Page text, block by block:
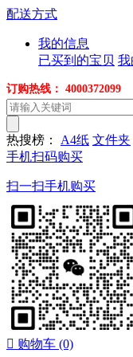
配送方式
我的信息
已买到的宝贝 我
订购热线：
热搜榜： A4纸 文件夹
手机扫码购买
扫一扫手机购买
 购物车 (0)